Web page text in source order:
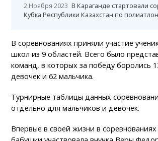
2 Ноября 2023 В Караганде стартовали
Кубка Республики Казахстан по
В соревнованиях приняли участие
школ из 9 областей. Всего было
команд, в которых за победу боролись
девочек и 62 мальчика.
Турнирные таблицы данных
отдельно для мальчиков и девочек.
Впервые в своей жизни в